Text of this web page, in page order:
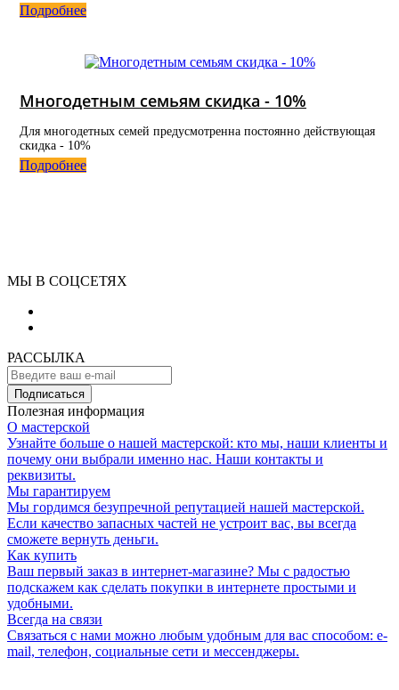
Подробнее
Многодетным семьям скидка - 10%
Для многодетных семей предусмотренна постоянно действующая
скидка - 10%
Подробнее
МЫ В СОЦСЕТЯХ
РАССЫЛКА
Подписаться
Полезная информация
О мастерской
Узнайте больше о нашей мастерской: кто мы, наши клиенты и
почему они выбрали именно нас. Наши контакты и
реквизиты.
Мы гарантируем
Мы гордимся безупречной репутацией нашей мастерской.
Если качество запасных частей не устроит вас, вы всегда
сможете вернуть деньги.
Как купить
Ваш первый заказ в интернет-магазине? Мы с радостью
подскажем как сделать покупки в интернете простыми и
удобными.
Всегда на связи
Связаться с нами можно любым удобным для вас способом: e-
mail, телефон, социальные сети и мессенджеры.